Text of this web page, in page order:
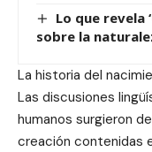
Lo que revela
sobre la
La historia del
Las discusiones
humanos surgieron
creación contenidas